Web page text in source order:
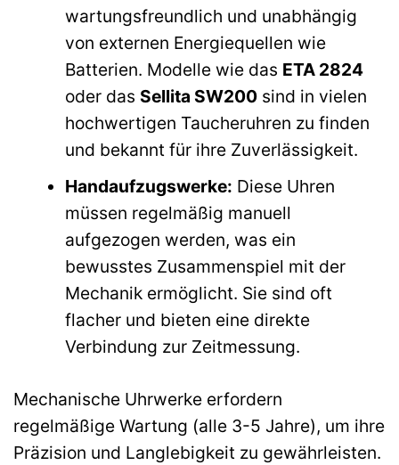
wartungsfreundlich und unabhängig
von externen Energiequellen wie
Batterien. Modelle wie das ETA 2824
oder das Sellita SW200sind in vielen
hochwertigen Taucheruhren zu finden
und bekannt für ihre Zuverlässigkeit.
Handaufzugswerke: Diese Uhren
müssen regelmäßig manuell
aufgezogen werden, was ein
bewusstes Zusammenspiel mit der
Mechanik ermöglicht. Sie sind oft
flacher und bieten eine direkte
Verbindung zur Zeitmessung.
Mechanische Uhrwerke erfordern
regelmäßige Wartung (alle 3-5 Jahre), um ihre
Präzision und Langlebigkeit zu gewährleisten.